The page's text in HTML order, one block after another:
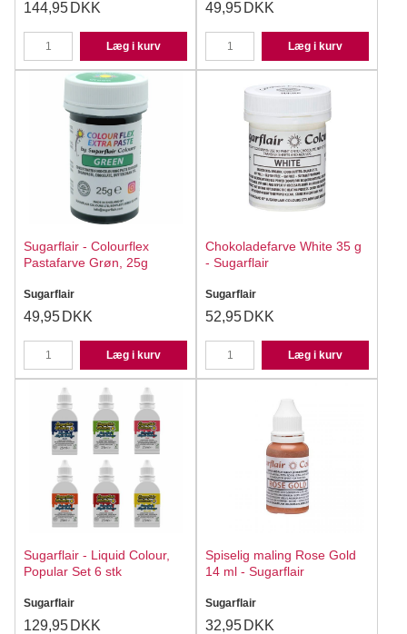
144,95 DKK
Læg i kurv
49,95 DKK
Læg i kurv
Sugarflair - Colourflex
Pastafarve Grøn, 25g
Sugarflair
49,95 DKK
Læg i kurv
Chokoladefarve White 35 g
- Sugarflair
Sugarflair
52,95 DKK
Læg i kurv
Sugarflair - Liquid Colour,
Popular Set 6 stk
Sugarflair
129,95 DKK
Spiselig maling Rose Gold
14 ml - Sugarflair
Sugarflair
32,95 DKK